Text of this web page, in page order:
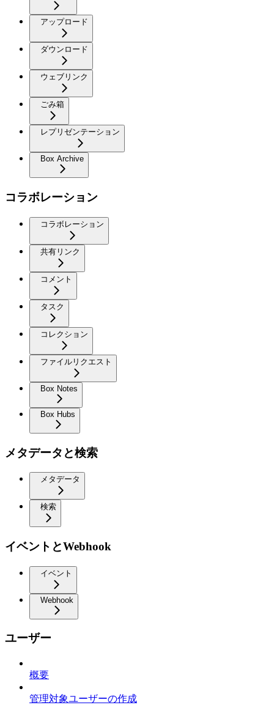
アップロード
ダウンロード
ウェブリンク
ごみ箱
レプリゼンテーション
Box Archive
コラボレーション
コラボレーション
共有リンク
コメント
タスク
コレクション
ファイルリクエスト
Box Notes
Box Hubs
メタデータと検索
メタデータ
検索
イベントとWebhook
イベント
Webhook
ユーザー
概要
管理対象ユーザーの作成